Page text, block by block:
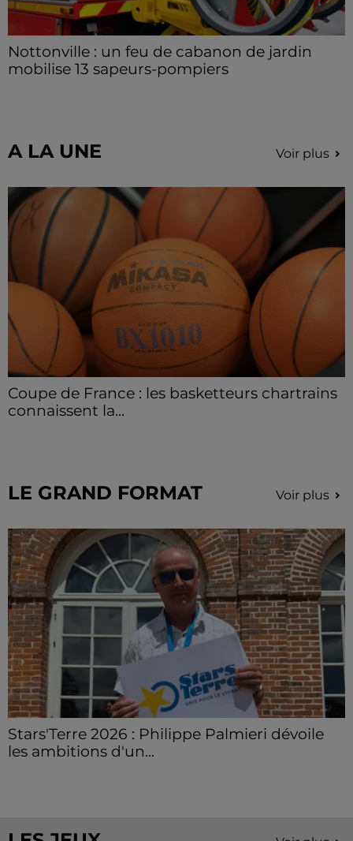
Nottonville : un feu de cabanon de jardin
mobilise 13 sapeurs-pompiers
d'éteindre...
A LA UNE Voir plus
Coupe de France : les basketteurs chartrains
connaissent la...
LE GRAND FORMAT Voir plus
Stars'Terre 2026 : Philippe Palmieri dévoile
les ambitions d'un...